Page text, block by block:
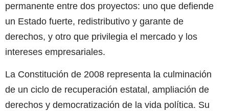
permanente entre dos proyectos: uno que defiende
un Estado fuerte, redistributivo y garante de
derechos, y otro que privilegia el mercado y los
intereses empresariales.
La Constitución de 2008 representa la culminación
de un ciclo de recuperación estatal, ampliación de
derechos y democratización de la vida política. Su